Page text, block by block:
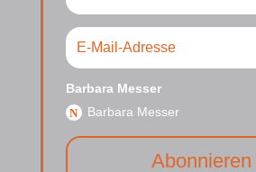
Barbara Messer
Barbara Messer
Abonnieren